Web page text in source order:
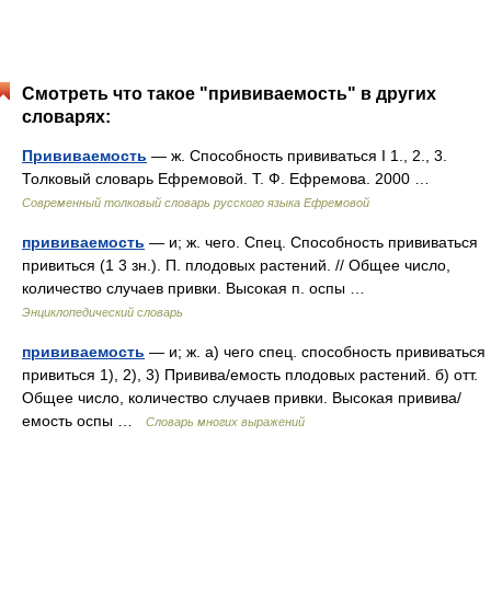
Смотреть что такое "прививаемость" в других
словарях:
Прививаемость — ж. Способность прививаться I 1., 2., 3.
Толковый словарь Ефремовой. Т. Ф. Ефремова. 2000 …
Современный толковый словарь русского языка Ефремовой
прививаемость — и; ж. чего. Спец. Способность прививаться
привиться (1 3 зн.). П. плодовых растений. // Общее число,
количество случаев привки. Высокая п. оспы …
Энциклопедический словарь
прививаемость — и; ж. а) чего спец. способность прививаться
привиться 1), 2), 3) Привива/емость плодовых растений. б) отт.
Общее число, количество случаев привки. Высокая привива/
емость оспы …
Словарь многих выражений